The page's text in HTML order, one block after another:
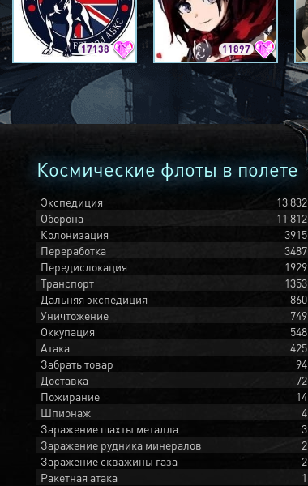
17138 11897
Космические флоты в полете
Экспедиция
13 832
Оборона
11 812
Колонизация
3915
Переработка
3487
Передислокация
1929
Транспорт
1353
Дальняя экспедиция
860
Уничтожение
749
Оккупация
548
Атака
425
Забрать товар
94
Доставка
72
Пожирание
14
Шпионаж
4
Заражение шахты металла
3
Заражение рудника минералов
2
Заражение скважины газа
2
Ракетная атака
1